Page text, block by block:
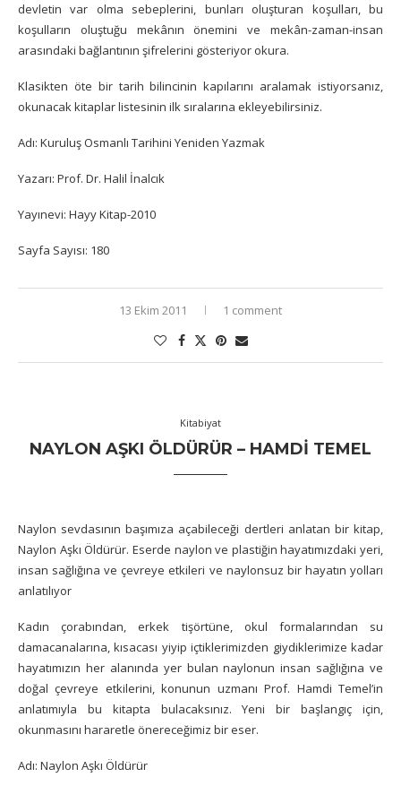
devletin var olma sebeplerini, bunları oluşturan koşulları, bu
koşulların oluştuğu mekânın önemini ve mekân-zaman-insan
arasındaki bağlantının şifrelerini gösteriyor okura.
Klasikten öte bir tarih bilincinin kapılarını aralamak istiyorsanız,
okunacak kitaplar listesinin ilk sıralarına ekleyebilirsiniz.
Adı: Kuruluş Osmanlı Tarihini Yeniden Yazmak
Yazarı: Prof. Dr. Halil İnalcık
Yayınevi: Hayy Kitap-2010
Sayfa Sayısı: 180
13 Ekim 2011 1 comment
Kitabiyat
NAYLON AŞKI ÖLDÜRÜR – HAMDI TEMEL
Naylon sevdasının başımıza açabileceği dertleri anlatan bir kitap,
Naylon Aşkı Öldürür. Eserde naylon ve plastiğin hayatımızdaki yeri,
insan sağlığına ve çevreye etkileri ve naylonsuz bir hayatın yolları
anlatılıyor
Kadın çorabından, erkek tişörtüne, okul formalarından su
damacanalarına, kısacası yiyip içtiklerimizden giydiklerimize kadar
hayatımızın her alanında yer bulan naylonun insan sağlığına ve
doğal çevreye etkilerini, konunun uzmanı Prof. Hamdi Temel’in
anlatımıyla bu kitapta bulacaksınız. Yeni bir başlangıç için,
okunmasını hararetle önereceğimiz bir eser.
Adı: Naylon Aşkı Öldürür